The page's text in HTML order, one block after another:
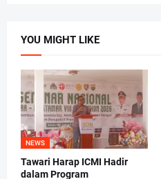
YOU MIGHT LIKE
NEWS
Tawari Harap ICMI Hadir
dalam Program